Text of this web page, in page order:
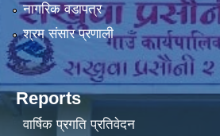
नागरिक वडापत्र
श्रम संसार प्रणाली
Reports
वार्षिक प्रगति प्रतिवेदन